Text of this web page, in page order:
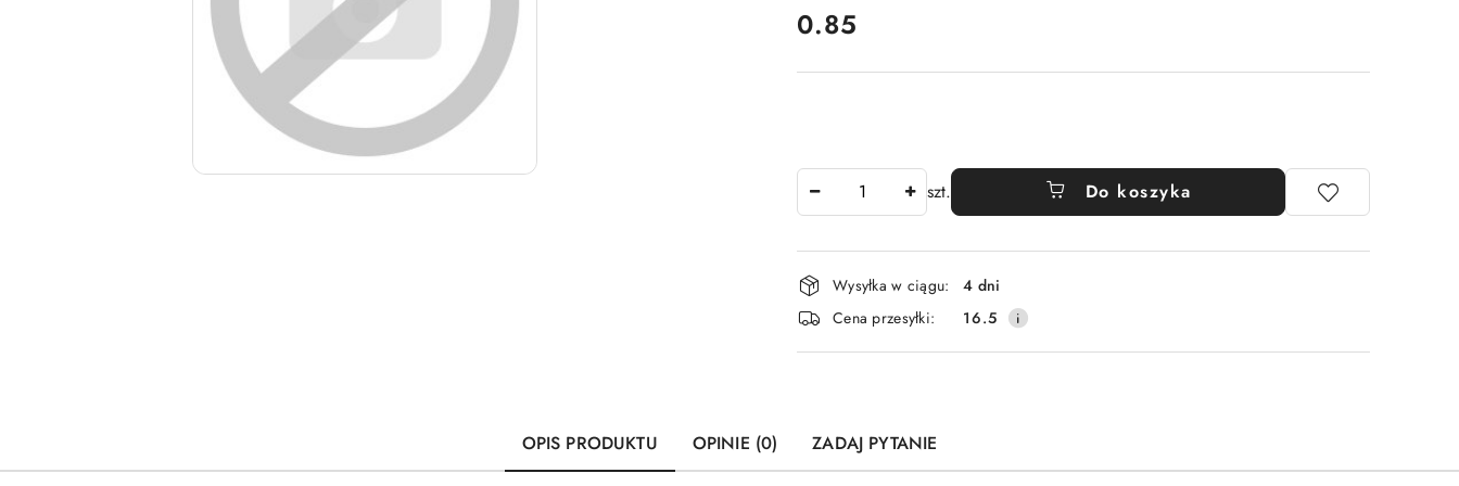
cena:
0.85
szt. Do koszyka
Dostępność
i
dostawa
Wysyłka w ciągu:
4 dni
Cena przesyłki:
16.5
OPIS PRODUKTU OPINIE (0) ZADAJ PYTANIE